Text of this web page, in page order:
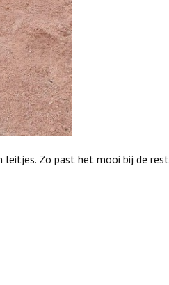
Zo past het mooi bij de